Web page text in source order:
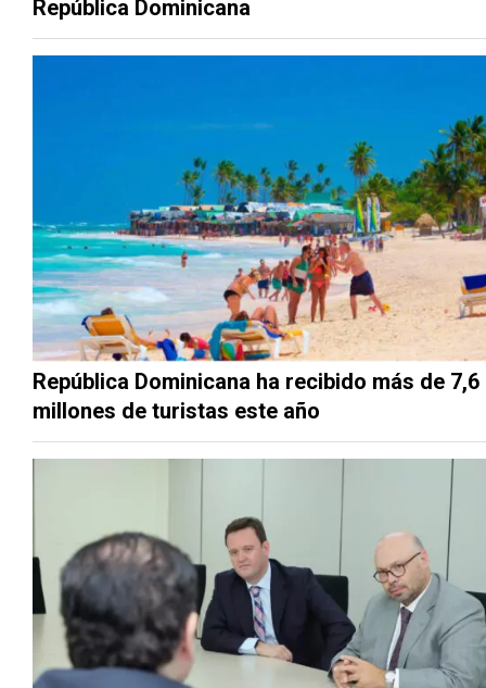
República Dominicana
República Dominicana ha recibido más de 7,6
millones de turistas este año